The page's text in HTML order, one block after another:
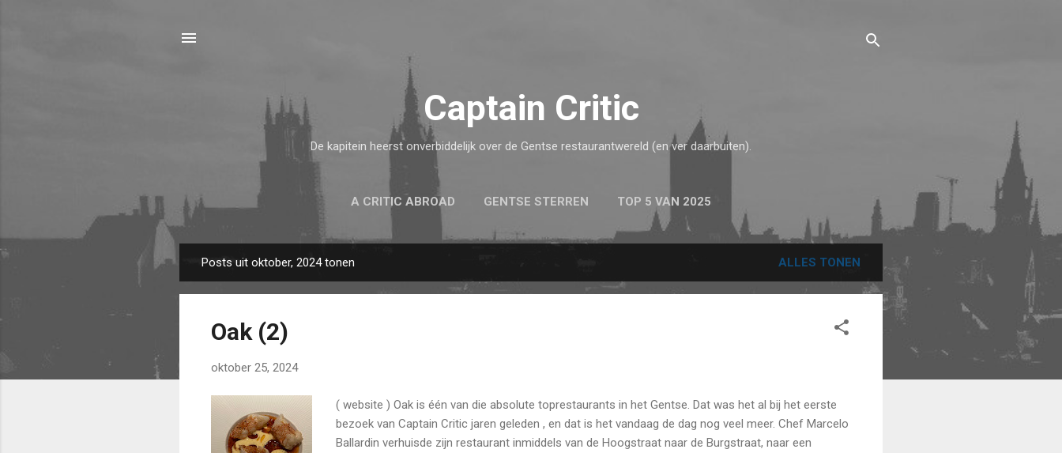
Captain Critic
De kapitein heerst onverbiddelijk over de Gentse restaurantwereld (en ver daarbuiten).
A CRITIC ABROAD GENTSE STERREN TOP 5 VAN 2025
o
Posts uit oktober, 2024 tonen ALLES TONEN
Oak (2)
oktober 25, 2024
( website ) Oak is één van die absolute toprestaurants in het Gentse. Dat was het al bij het eerste
bezoek van Captain Critic jaren geleden , en dat is het vandaag de dag nog veel meer. Chef Marcelo
Ballardin verhuisde zijn restaurant inmiddels van de Hoogstraat naar de Burgstraat, naar een